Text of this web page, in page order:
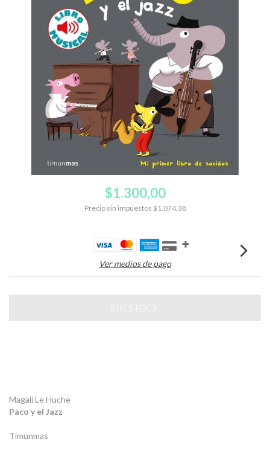
$1.300,00
Precio sin impuestos $1.074,38
Ver medios de pago
Magali Le Huche
Paco y el Jazz
Timunmas